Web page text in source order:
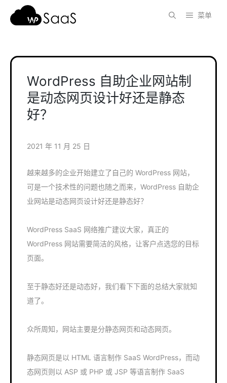
菜单
WordPress 自助企业网站制
是动态网页设计好还是静态
好？
2021 年 11 月 25 日
越来越多的企业开始建立了自己的 WordPress 网站，
可是一个技术性的问题也随之而来，WordPress 自助企
业网站是动态网页设计好还是静态好？
WordPress SaaS 网络推广建议大家，真正的
WordPress 网站需要简洁的风格，让客户点选您的目标
页面。
至于静态好还是动态好，我们看下下面的总结大家就知
道了。
众所周知，网站主要是分静态网页和动态网页。
静态网页是以 HTML 语言制作 SaaS WordPress，而动
态网页则以 ASP 或 PHP 或 JSP 等语言制作 SaaS